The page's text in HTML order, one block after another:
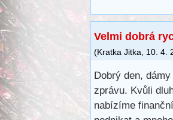
Velmi dobrá
(Kratka Jitka 10. 4.
Dobrý den,
zprávu. Kvůli
nabízíme